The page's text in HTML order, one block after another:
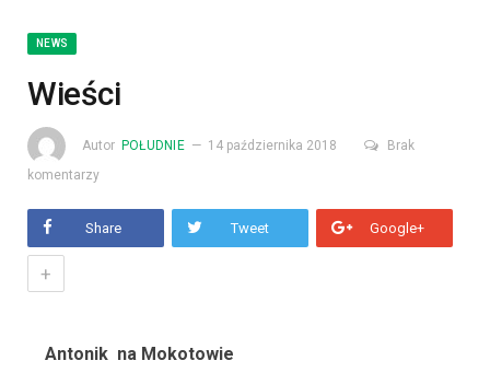
NEWS
Wieści
Autor POŁUDNIE 14 października 2018
Brak
komentarzy
Share Tweet Google+
+
Antonik na Mokotowie